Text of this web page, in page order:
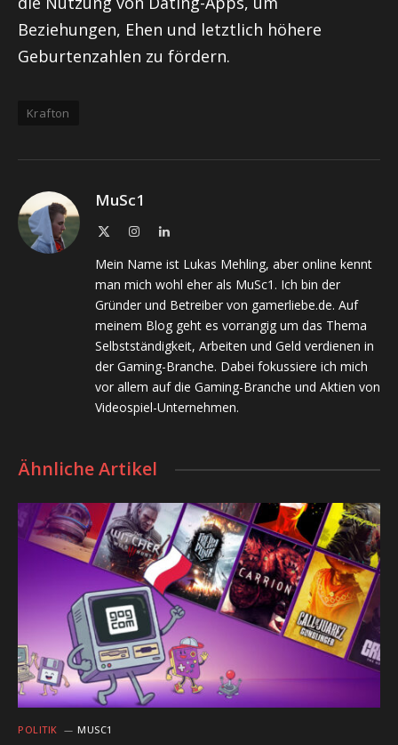
Beziehungen, Ehen und letztlich höhere
Geburtenzahlen zu fördern.
Krafton
MuSc1
InstagramLinkedIn
Mein Name ist Lukas Mehling, aber online kennt
man mich wohl eher als MuSc1. Ich bin der
Gründer und Betreiber von gamerliebe.de. Auf
meinem Blog geht es vorrangig um das Thema
Selbstständigkeit, Arbeiten und Geld verdienen in
der Gaming-Branche. Dabei fokussiere ich mich
vor allem auf die Gaming-Branche und Aktien von
Videospiel-Unternehmen.
Ähnliche Artikel
POLITIK MUSC1